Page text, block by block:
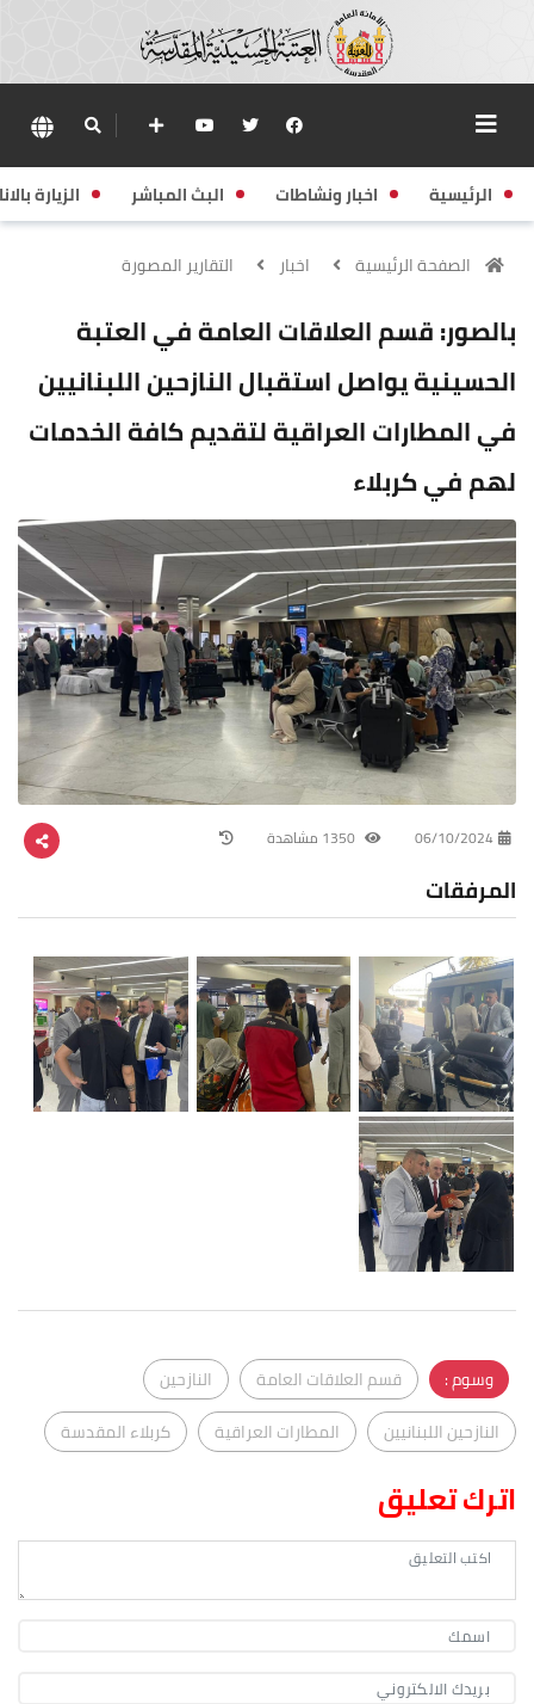
الرئيسية اخبار ونشاطات البث المباشر الزيارة
الصفحة الرئيسية اخبار التقارير المصورة
بالصور: قسم العلاقات العامة في العتبة
الحسينية يواصل استقبال النازحين اللبنانيين
في المطارات العراقية لتقديم كافة الخدمات
لهم في كربلاء
06/10/2024
المرفقات
وسوم : قسم العلاقات العامة
النازحين
النازحين اللبنانيين
المطارات العراقية كربلاء المقدسة
اترك تعليق